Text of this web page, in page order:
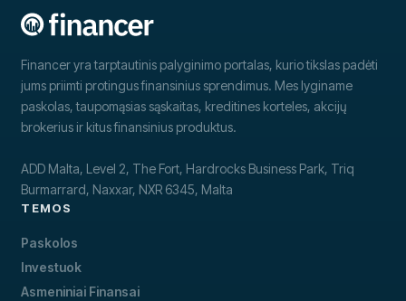
Financer yra tarptautinis palyginimo portalas, kurio tikslas padėti
jums priimti protingus finansinius sprendimus. Mes lyginame
paskolas, taupomąsias sąskaitas, kreditines korteles, akcijų
brokerius ir kitus finansinius produktus.
ADD Malta, Level 2, The Fort, Hardrocks Business Park, Triq
Burmarrard, Naxxar, NXR 6345, Malta
TEMOS
Paskolos
Investuok
Asmeniniai Finansai